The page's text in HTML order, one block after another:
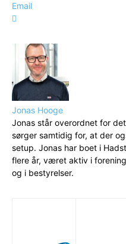
Email
Jonas Hooge
Jonas står overordnet for
sørger samtidig for, at der
setup. Jonas har boet i
flere år, været aktiv i
og i bestyrelser.